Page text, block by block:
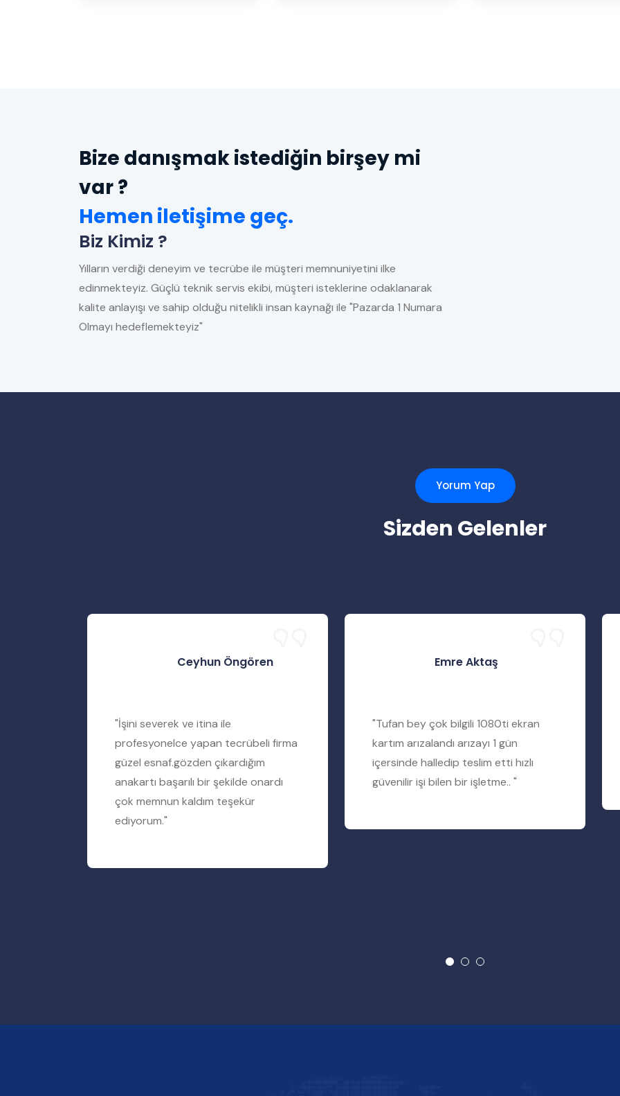
Bize danışmak istediğin birşey mi
var ?
Hemen iletişime geç.
Biz Kimiz ?
Yılların verdiği deneyim ve tecrübe ile müşteri memnuniyetini ilke
edinmekteyiz. Güçlü teknik servis ekibi, müşteri isteklerine odaklanarak
kalite anlayışı ve sahip olduğu nitelikli insan kaynağı ile "Pazarda 1 Numara
Olmayı hedeflemekteyiz"
Yorum Yap
Sizden Gelenler
Ceyhun Öngören
"İşini severek ve itina ile
profesyonelce yapan tecrübeli firma
güzel esnaf.gözden çıkardığım
anakartı başarılı bir şekilde onardı
çok memnun kaldım teşekür
ediyorum."
Emre Aktaş
"Tufan bey çok bilgili 1080ti ekran
kartım arızalandı arızayı 1 gün
içersinde halledip teslim etti hızlı
güvenilir işi bilen bir işletme.. "